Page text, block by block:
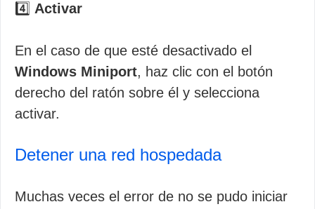
4️⃣ Activar
En el caso de que esté desactivado el
Windows Miniport, haz clic con el botón
derecho del ratón sobre él y selecciona
activar.
Detener una red hospedada
Muchas veces el error de no se pudo iniciar